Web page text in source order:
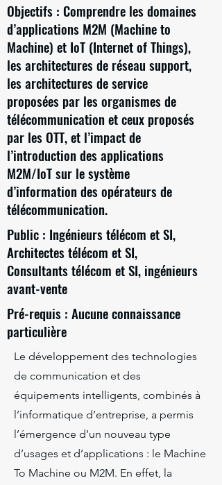
Objectifs : Comprendre les domaines
d’applications M2M (Machine to
Machine) et IoT (Internet of Things),
les architectures de réseau support,
les architectures de service
proposées par les organismes de
télécommunication et ceux proposés
par les OTT, et l’impact de
l’introduction des applications
M2M/IoT sur le système
d’information des opérateurs de
télécommunication.
Public : Ingénieurs télécom et SI,
Architectes télécom et SI,
Consultants télécom et SI, ingénieurs
avant-vente
Pré-requis : Aucune connaissance
particulière
Le développement des technologies
de communication et des
équipements intelligents, combinés à
l’informatique d’entreprise, a permis
l’émergence d’un nouveau type
d’usages et d’applications : le Machine
To Machine ou M2M. En effet, la